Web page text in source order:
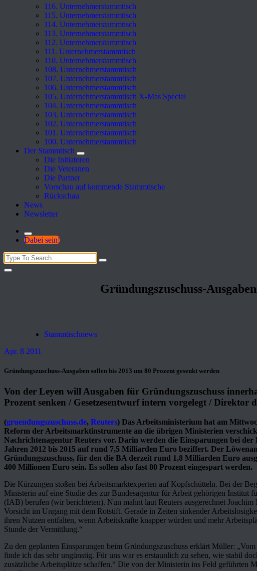
116. Unternehmerstammtisch
115. Unternehmerstammtisch
114. Unternehmerstammtisch
113. Unternehmerstammtisch
112. Unternehmerstammtisch
111. Unternehmerstammtisch
110. Unternehmerstammtisch
108. Unternehmerstammtisch
107. Unternehmerstammtisch
106. Unternehmerstammtisch
105. Unternehmerstammtisch X-Mas Special
104. Unternehmerstammtisch
103. Unternehmerstammtisch
102. Unternehmerstammtisch
101. Unternehmerstammtisch
100. Unternehmerstammtisch
Der Stammtisch
Die Initiatoren
Die Veteranen
Die Partner
Vorschau auf kommende Stammtische
Rückschau
News
Newsletter
Dabei sein!
Search
for:
Gründungszuschuss-
Stammtischnews
Apr. 8 2011
Gründungszuschuss-Ausgaben sollen bis 2013 um 80 Prozent gesenkt werden
Von der Leyen will Ausgaben für Gründungszuschuss
Prozent senken / Gesetzesentwurf intern vorgelegt / Direktor
(gruendungszuschuss.de, Reuters) Das Arbeitsministerium hat am
Reform der Arbeitsmarktinstrumente an die übrigen Ministerien
Nachrichtenagentur Reuters vor. Darin werden die Einsparungen bei
Jahren 2012 bis 2015 auf rund 7,5 Milliarden Euro beziffert. Der
Gründungszuschuss, für den die BA derzeit rund 1,8 Milliarden Euro
400 Millionen Euro sein. Es sollen also fast 80 Prozent eingespart werden.
Die Kürzungen stoßen bei Arbeitsmarktexperten auf Kopfschütteln. Bei der
Ministerin auf eine Studie des zur Bundesagentur für Arbeit gehörigen Institut
(IAB) berufen (wir berichteten). Nun mahnt laut Reuters ausgerechnet
Vorsicht im Ungang mit dem Rotstift. Gerade in Zeiten sinkender
ihren Nutzen entfalten, wenn Arbeitskräfte knapper würden und mehr
Stunde der Vermittlung.“
Zu den geplanten Einsparungen beim Gründungszuschuss erklärt Müller:
finde ich das sehr ungünstig. Für uns war es erstaunlich zu sehen, wie stabil
zusätzliche Arbeitsplätze schaffen.“ Die von der Ministerin ins Feld geführten